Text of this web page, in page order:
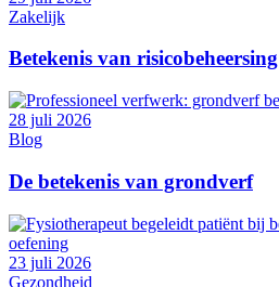
Zakelijk
Betekenis van risicobeheersing
28 juli 2026
Blog
De betekenis van grondverf
23 juli 2026
Gezondheid